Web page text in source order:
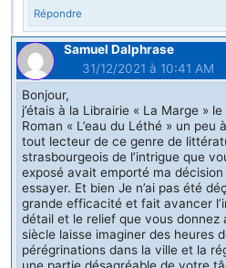
Répondre
Samuel Dalphrase
31/12/2021 à 10:41 AM
Bonjour,
j’étais à la Librairie « La Marge » le
Roman « L’eau du Léthé » un peu
tout lecteur de ce genre de
strasbourgeois de l’intrigue que
exposé avait emporté ma
essayer. Et bien Je n’ai pas été
grande efficacité et fait avancer
détail et le relief que vous donnez
siècle laisse imaginer des heures
pérégrinations dans la ville et la